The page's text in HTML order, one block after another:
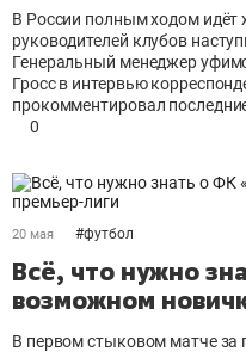
В России полным ходом идёт
руководителей клубов
Генеральный менеджер
Гросс в интервью
прокомментировал
0
20 мая #футбол
Всё, что нужно
возможном
В первом стыковом матче за